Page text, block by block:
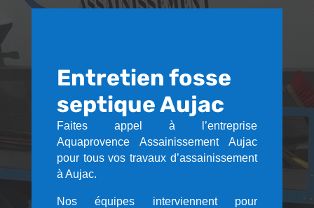
Entretien fosse
septique Aujac
Faites appel à l’entreprise
Aquaprovence Assainissement Aujac
pour tous vos travaux d’assainissement
à Aujac.
Nos équipes interviennent pour